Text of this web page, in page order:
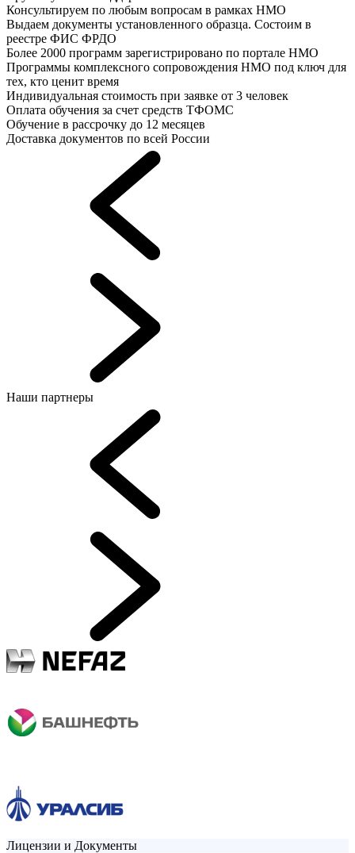
Консультируем по любым вопросам в рамках НМО
Выдаем документы установленного образца. Состоим в
реестре ФИС ФРДО
Более 2000 программ зарегистрировано по портале НМО
Программы комплексного сопровождения НМО под ключ для
тех, кто ценит время
Индивидуальная стоимость при заявке от 3 человек
Оплата обучения за счет средств ТФОМС
Обучение в рассрочку до 12 месяцев
Доставка документов по всей России
Наши партнеры
Лицензии и Документы